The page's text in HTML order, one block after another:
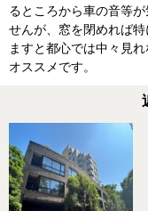
るところから車の音等
せんが、窓を閉めれば
ますと都心では中々見
オススメです。